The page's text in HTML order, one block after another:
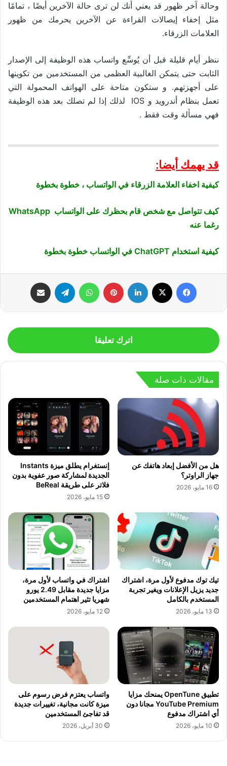
وحالة آخر ظهور قد يعني أنك لن ترى حالة الآخرين أيضًا ، تمامًا
مثل إخفاء إيصالات القراءة عن الآخرين يحرمك من ظهور
العلامات الزرقاء.
ننظر أيام قليلة قبل أن يُوسِّع واتساب هذه الوظيفة إلى الإصدار
الثابت حتى يتمكن الغالبية العظمى من المستخدمين من تكوينها
على أجهزتهم. و ستكون متاحة على الهواتف المحمولة التي
تعمل بنظام أندرويد و IOS لذلك إذا لم تصلك بعد هذه الوظيفة
فهي مسألة وقت فقط .
قد يهمك أيضا:
كيفية اخفاء العلامة الزرقاء في الواتساب ، خطوة بخطوة
كيف تتواصل مع شخص قام بحظرك على الواتساب WhatsApp
رغما عنه
كيفية استخدام ChatGPT في الواتساب خطوة بخطوة
اترك تعليقا
مقالات ذات صلة
هل من الأفضل إبعاد هاتفك عن
جهاز الراوتر؟
16 مايو، 2026
إنستغرام يطلق ميزة Instants
الجديدة لمشاركة صور عفوية بدون
فلاتر على طريقة BeReal
15 مايو، 2026
تيك توك مدفوع لأول مرة، اشتراك
جديد يزيل الإعلانات ويغير تجربة
المستخدم بالكامل
13 مايو، 2026
اشتراك في واتساب لأول مرة،
مزايا جديدة مقابل 2.49 يورو
شهريا تثير اهتمام المستخدمين
12 مايو، 2026
تطبيق OpenTune يمنحك مزايا
YouTube Premium مجانا دون
أي اشتراك مدفوع
10 مايو، 2026
واتساب يعتزم فرض رسوم على
ميزة كانت مجانية، تغييرات جديدة
قد تفاجئ المستخدمين
30 أبريل، 2026